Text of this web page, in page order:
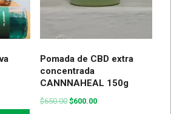
Pomada de CBD extra
concentrada
CANNNAHEAL 150g
$650.00 $600.00